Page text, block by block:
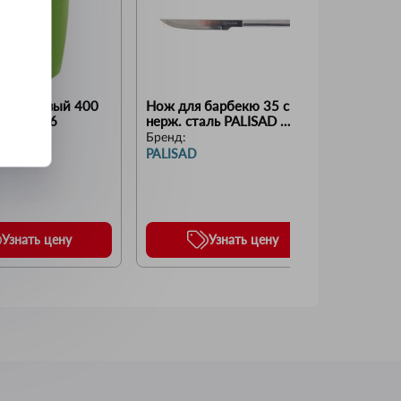
400
69516
Узнать цену
Нож для барбекю 35 см,
нерж. сталь PALISAD
69642
Бренд:
PALISAD
Узнать цену